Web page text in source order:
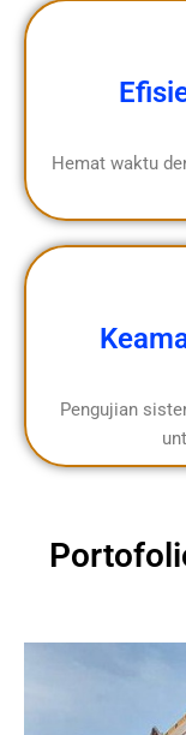
Hemat waktu
Pengujian